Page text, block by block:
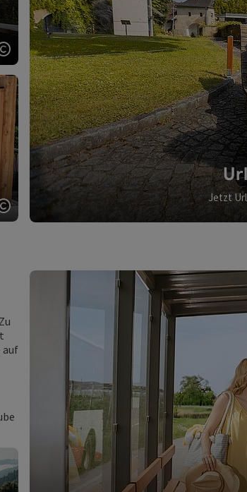
Copyright öffnen
Copyright öffnen
Jetzt
auf